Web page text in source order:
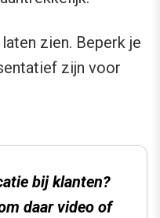
zien. Beperk je
zijn voor
bij klanten?
daar video of